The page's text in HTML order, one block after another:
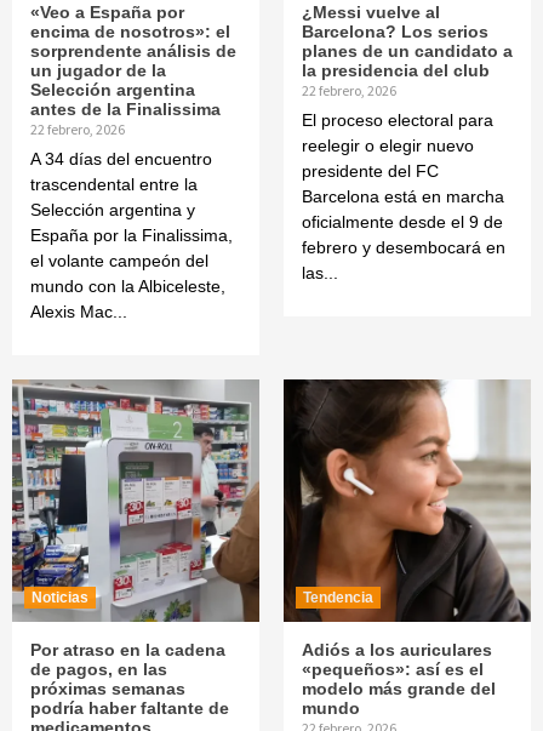
«Veo a España por
encima de nosotros»: el
sorprendente análisis de
un jugador de la
Selección argentina
antes de la Finalissima
22 febrero, 2026
A 34 días del encuentro
trascendental entre la
Selección argentina y
España por la Finalissima,
el volante campeón del
mundo con la Albiceleste,
Alexis Mac...
¿Messi vuelve al
Barcelona? Los serios
planes de un candidato a
la presidencia del club
22 febrero, 2026
El proceso electoral para
reelegir o elegir nuevo
presidente del FC
Barcelona está en marcha
oficialmente desde el 9 de
febrero y desembocará en
las...
Noticias
Por atraso en la cadena
de pagos, en las
próximas semanas
podría haber faltante de
medicamentos
Tendencia
Adiós a los auriculares
«pequeños»: así es el
modelo más grande del
mundo